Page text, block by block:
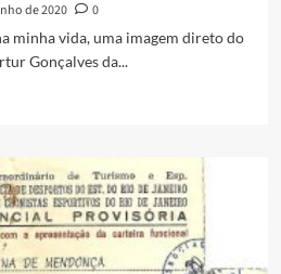
de 2020
0
minha vida, uma imagem direto do
Gonçalves da...